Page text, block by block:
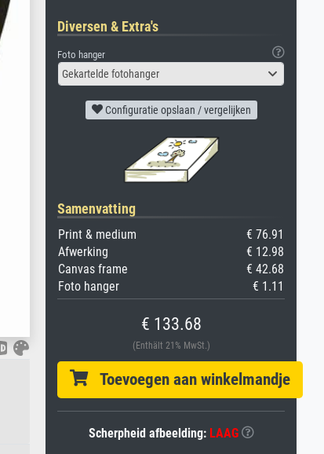
Diversen & Extra's
Foto hanger
Gekartelde fotohanger
Configuratie opslaan / vergelijken
Samenvatting
Print & medium
€ 76.91
Afwerking
€ 12.98
Canvas frame
€ 42.68
Foto hanger
€ 1.11
€ 133.68
(Enthält 21% MwSt.)
Toevoegen aan winkelmandje
Scherpheid afbeelding: LAAG